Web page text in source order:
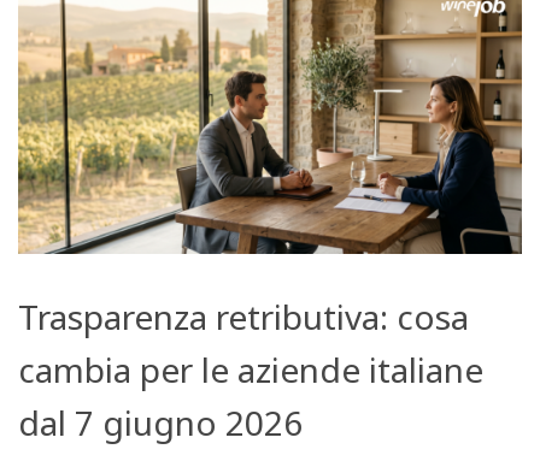
Trasparenza retributiva: cosa
cambia per le aziende italiane
dal 7 giugno 2026